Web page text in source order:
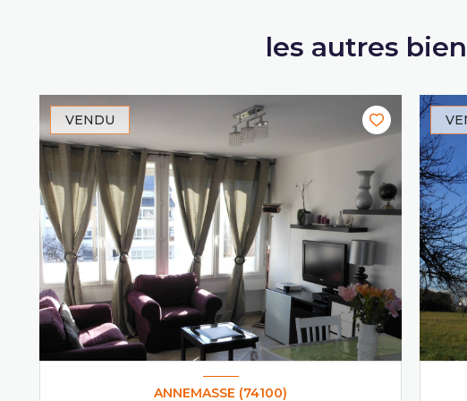
les autres
VENDU
ANNEMASSE (74100)